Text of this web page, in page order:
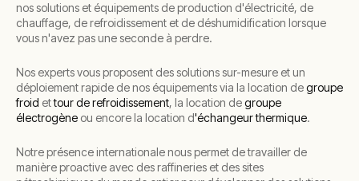
nos solutions et équipements de production d'électricité, de
chauffage, de refroidissement et de déshumidification lorsque
vous n'avez pas une seconde à perdre.
Nos experts vous proposent des solutions sur-mesure et un
déploiement rapide de nos équipements via la location degroupe
froid ettour de refroidissement, la location degroupe
électrogène ou encore la location d'échangeur thermique.
Notre présence internationale nous permet de travailler de
manière proactive avec des raffineries et des sites